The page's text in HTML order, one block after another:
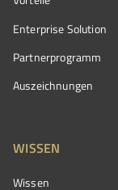
Enterprise Solution
Partnerprogramm
Auszeichnungen
WISSEN
Wissen